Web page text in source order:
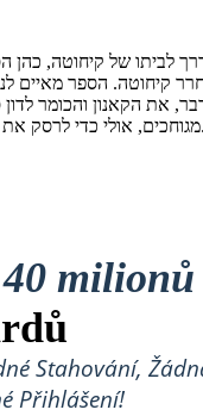
לביתו של קיחוטה, כהן
קיחוטה. הספר מאיים
את הקאנון והכומר
לתוך הטירוף שלו.
40 milionů
Stahování,
Přihlášení!